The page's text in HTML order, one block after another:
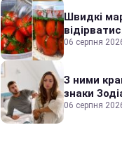
Швидкі
06 серпня
З ними
знаки
06 серпня